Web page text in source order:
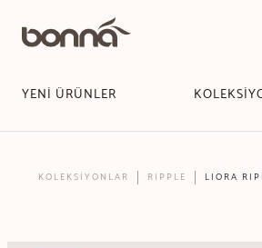
YENİ ÜRÜNLER
KOLEKSİYONLAR RIPPLE LIORA